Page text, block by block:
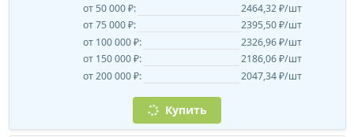
от 50 000 ₽:
2464,32 ₽/шт
от 75 000 ₽:
2395,50 ₽/шт
от 100 000 ₽:
2326,96 ₽/шт
от 150 000 ₽:
2186,06 ₽/шт
от 200 000 ₽:
2047,34 ₽/шт
Купить